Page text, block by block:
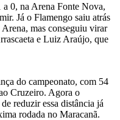
0, na Arena Fonte Nova,
Já o Flamengo saiu atrás
mas conseguiu virar
e Luiz Araújo, que
do campeonato, com 54
Cruzeiro. Agora o
reduzir essa distância já
rodada no Maracanã.